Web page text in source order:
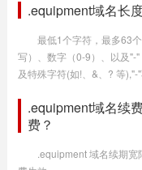
.equipment域名长
最低1个字符，最多63
写）、数字（0-9）、以及"-
及特殊字符(如!、&、? 等),"-
.equipment域名续
费？
.equipment 域名续期